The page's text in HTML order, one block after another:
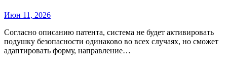
Июн 11, 2026
Согласно описанию патента, система не будет активировать
подушку безопасности одинаково во всех случаях, но сможет
адаптировать форму, направление…